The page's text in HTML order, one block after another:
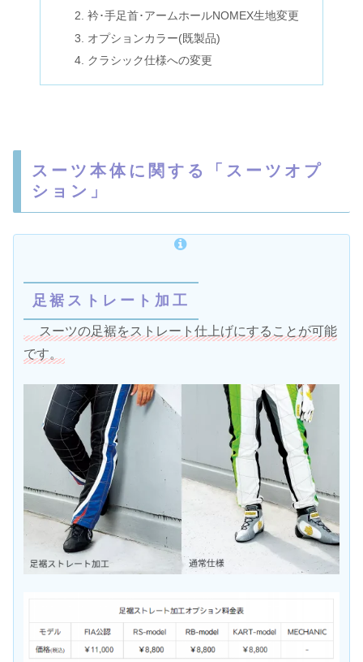
衿･手足首･アームホールNOMEX生地変更
オプションカラー(既製品)
クラシック仕様への変更
スーツ本体に関する「スーツオプ
ション」
足裾ストレート加工
スーツの足裾をストレート仕上げにすることが可能
です。